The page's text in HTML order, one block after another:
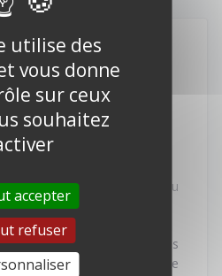
:
le
?
une entreprise agréée au
(SAP).
d'État, toutes les prestations
effectuées à votre domicile
utilise des
vous donne
sur ceux
souhaitez
accepter
refuser